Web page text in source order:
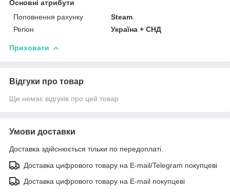
Основні атрибути
Поповнення рахунку
Steam
Регіон
Україна + СНД
Приховати
Відгуки про товар
Ще немає відгуків про цей товар
Умови доставки
Доставка здійснюється тільки по передоплаті.
Доставка цифрового товару на E-mail/Telegram покупцеві
Доставка цифрового товару на E-mail покупцеві